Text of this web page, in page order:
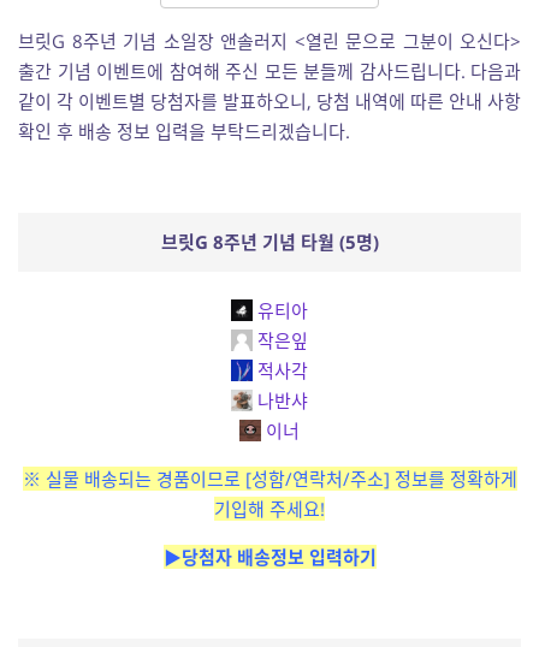
브릿G 8주년 기념 소일장 앤솔러지 <열린 문으로 그분이 오신다>
출간 기념 이벤트에 참여해 주신 모든 분들께 감사드립니다. 다음과
같이 각 이벤트별 당첨자를 발표하오니, 당첨 내역에 따른 안내 사항
확인 후 배송 정보 입력을 부탁드리겠습니다.
브릿G 8주년 기념 타월 (5명)
유티아
작은잎
적사각
나반샤
이너
※ 실물 배송되는 경품이므로 [성함/연락처/주소] 정보를 정확하게
기입해 주세요!
▶당첨자 배송정보 입력하기